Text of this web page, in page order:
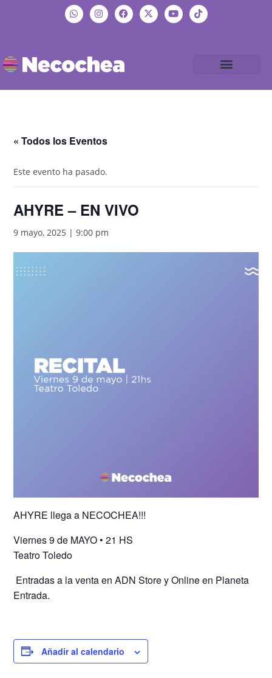
« Todos los Eventos
Este evento ha pasado.
AHYRE – EN VIVO
9 mayo, 2025 | 9:00 pm
AHYRE llega a NECOCHEA!!!
Viernes 9 de MAYO • 21 HS
Teatro Toledo
️ Entradas a la venta en ADN Store y Online en Planeta
Entrada.
Añadir al calendario